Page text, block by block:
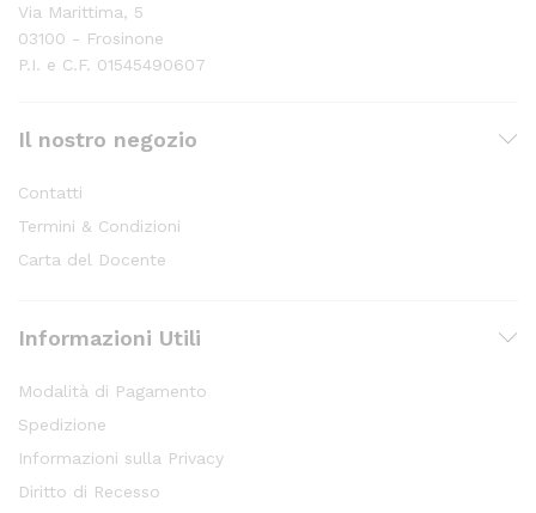
Via Marittima, 5
03100 - Frosinone
P.I. e C.F. 01545490607
Il nostro negozio
Contatti
Termini & Condizioni
Carta del Docente
Informazioni Utili
Modalità di Pagamento
Spedizione
Informazioni sulla Privacy
Diritto di Recesso